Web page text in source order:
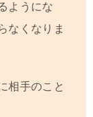
ようにな
なくなりま
相手のこと